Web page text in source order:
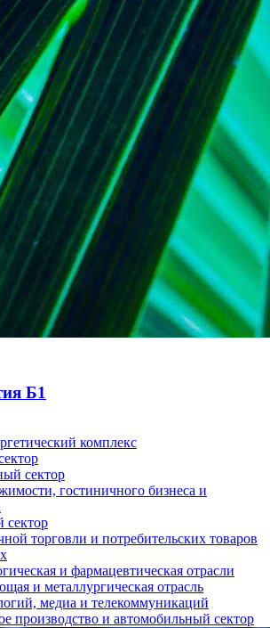
Б1
комплекс
сектор
гостиничного бизнеса и
сектор
торговли и потребительских товаров
и фармацевтическая отрасли
и металлургическая отрасль
медиа и телекоммуникаций
производство и автомобильный сектор